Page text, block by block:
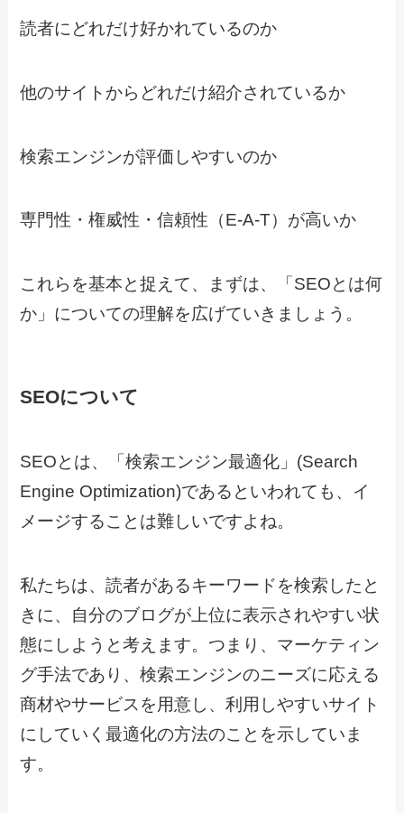
読者にどれだけ好かれているのか
他のサイトからどれだけ紹介されているか
検索エンジンが評価しやすいのか
専門性・権威性・信頼性（E-A-T）が高いか
これらを基本と捉えて、まずは、「SEOとは何
か」についての理解を広げていきましょう。
SEOについて
SEOとは、「検索エンジン最適化」(Search
Engine Optimization)であるといわれても、イ
メージすることは難しいですよね。
私たちは、読者があるキーワードを検索したと
きに、自分のブログが上位に表示されやすい状
態にしようと考えます。つまり、マーケティン
グ手法であり、検索エンジンのニーズに応える
商材やサービスを用意し、利用しやすいサイト
にしていく最適化の方法のことを示していま
す。